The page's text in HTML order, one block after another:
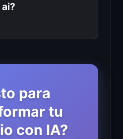
para
tu
con IA?